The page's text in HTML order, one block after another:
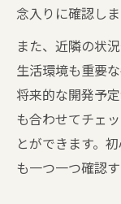
念入りに確認しま
また、近隣の状
生活環境も重要
将来的な開発予
も合わせてチェ
とができます。
も一つ一つ確認